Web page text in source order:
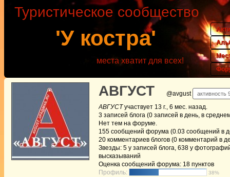
'У костра'
Туристическое сообщество
места хватит для всех!
АВГУСТ @avgust активность
АВГУСТучаствует 13 г., 6 мес. назад.
3 записей блога (0 записей в день, в
Нет тем на форуме.
155 сообщений форума (0.03 сообщений в
20 комментариев блогов (0 комментарий в
Звезды: 5 у записей блога, 638 у
высказываний
Оценка сообщений форума: 18 пунктов
Профиль:
38%